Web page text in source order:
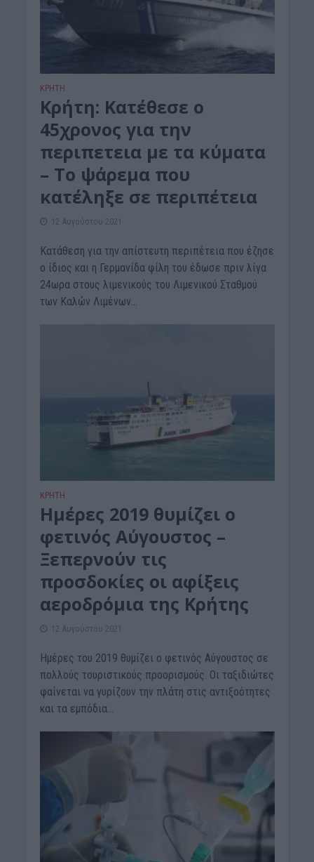
ΚΡΗΤΗ
Κρήτη: Κατέθεσε ο
45χρονος για την
περιπετεια με τα κύματα
– Το ψάρεμα που
κατέληξε σε περιπέτεια
12 Αυγούστου 2021
Κατάθεση για την απίστευτη περιπέτεια που έζησε
ο ίδιος και η Γερμανίδα φίλη του έδωσε πριν λίγα
24ωρα στους λιμενικούς του Λιμενικού Σταθμού
των Καλών Λιμένων...
ΚΡΗΤΗ
Ημέρες 2019 θυμίζει ο
φετινός Αύγουστος –
Ξεπερνούν τις
προσδοκίες οι αφίξεις
αεροδρόμια της Κρήτης
12 Αυγούστου 2021
Ημέρες του 2019 θυμίζει ο φετινός Αύγουστος σε
πολλούς τουριστικούς προορισμούς. Οι ταξιδιώτες
φαίνεται να γυρίζουν την πλάτη στις αντιξοότητες
και τα εμπόδια...